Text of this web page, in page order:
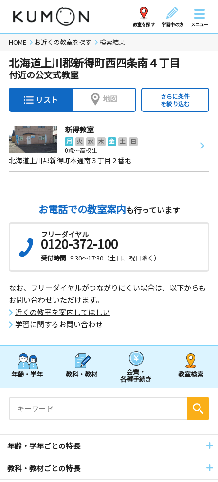
教室を探す 学習中の方 メニュー
HOME お近くの教室を探す 検索結果
北海道上川郡新得町西四条南４丁目
付近の公文式教室
リスト 地図
さらに条件
を絞り込む
新得教室
月 火 水 木 金 土
日
0歳～高校生
北海道上川郡新得町本通南３丁目２番地
お電話での教室案内も行っています
フリーダイヤル
0120-372-100
受付時間 9:30～17:30（土日、祝日除く）
なお、フリーダイヤルがつながりにくい場合は、以下からも
お問い合わせいただけます。
近くの教室を案内してほしい
学習に関するお問い合わせ
年齢・学年 教科・教材 会費・
各種手続き
教室検索
年齢・学年ごとの特長
教科・教材ごとの特長